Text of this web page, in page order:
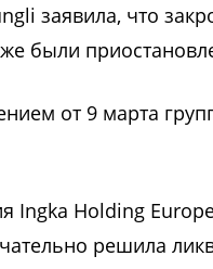
заявила, что
были
от 9 марта
Ingka Holding
решила